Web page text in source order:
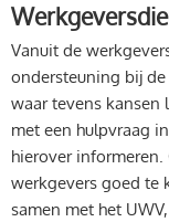
Vanuit de
ondersteuning bij
waar tevens kansen
met een hulpvraag
hierover
werkgevers goed te
samen met het